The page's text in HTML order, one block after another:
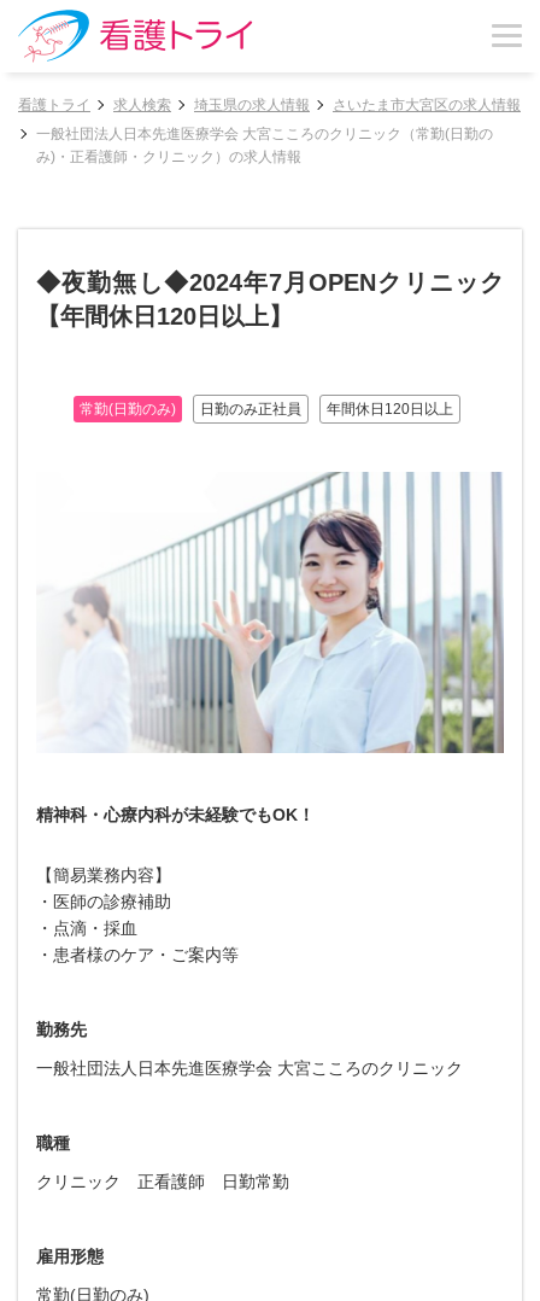
看護トライ 求人検索 埼玉県の求人情報
さいたま市大宮区の求人情報
一般社団法人日本先進医療学会 大宮こころのクリニック（常勤(日勤の
み)・正看護師・クリニック）の求人情報
◆夜勤無し◆2024年7月OPENクリニック
【年間休日120日以上】
常勤(日勤のみ) 日勤のみ正社員 年間休日120日以上
精神科・心療内科が未経験でもOK！
【簡易業務内容】
・医師の診療補助
・点滴・採血
・患者様のケア・ご案内等
勤務先
一般社団法人日本先進医療学会 大宮こころのクリニック
職種
クリニック 正看護師 日勤常勤
雇用形態
常勤(日勤のみ)